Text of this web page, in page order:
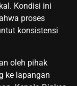
Kondisi ini
proses
konsistensi
oleh pihak
ke lapangan